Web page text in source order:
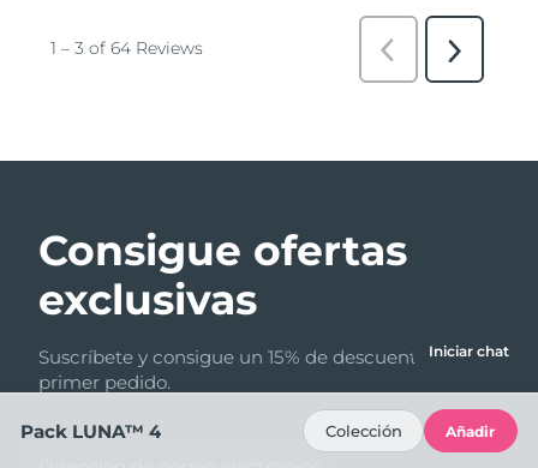
Consigue ofertas
exclusivas
Suscríbete y consigue un 15% de descuento en tu
primer pedido.
Iniciar chat
Pack LUNA™ 4 Colección Añadir